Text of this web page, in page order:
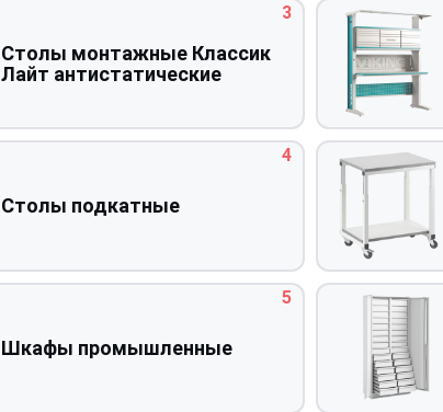
Столы монтажные Классик
Лайт антистатические
3
Столы подкатные
4
Шкафы промышленные
5